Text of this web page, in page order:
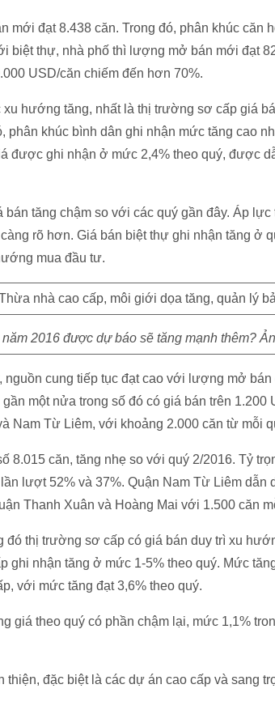
mới đạt 8.438 căn. Trong đó, phân khúc căn
biệt thự, nhà phố thì lượng mở bán mới đạt
USD/căn chiếm đến hơn 70%.
hướng tăng, nhất là thị trường sơ cấp giá
phân khúc bình dân ghi nhận mức tăng cao
được ghi nhận ở mức 2,4% theo quý, được
tăng chậm so với các quý gần đây. Áp
rõ hơn. Giá bán biệt thự ghi nhận tăng ở
mua đầu tư.
2016 được dự báo sẽ tăng mạnh thêm?
cung tiếp tục đạt cao với lượng mở bán
một nửa trong số đó có giá bán trên 1.200
Nam Từ Liêm, với khoảng 2.000 căn từ mỗi
8.015 căn, tăng nhẹ so với quý 2/2016. Tỷ
lượt 52% và 37%. Quận Nam Từ Liêm dẫn
Thanh Xuân và Hoàng Mai với 1.500 căn
đó thị trường sơ cấp có giá bán duy trì xu
ghi nhận tăng ở mức 1-5% theo quý. Mức
với mức tăng đạt 3,6% theo quý.
giá theo quý có phần chậm lại, mức 1,1%
thiện, đặc biệt là các dự án cao cấp và sang